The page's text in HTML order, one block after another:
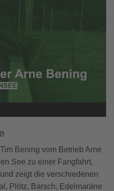
Bening vom Betrieb Arne
See zu einer Fangfahrt,
zeigt die verschiedenen
Plötz, Barsch, Edelmaräne